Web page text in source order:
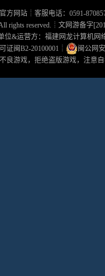
方网站┊客服电话：0591-
rights reserved.┊文网游备字
位&运营方：福建网龙计算机网
证闽B2-20100001 ┊
闽公网
良游戏，拒绝盗版游戏，注意